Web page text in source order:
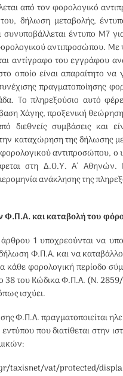
από τον φορολογικό
δήλωση μεταβολής,
συνυποβάλλεται έντυπο Μ7
αντιπροσώπου. Με
αντίγραφο του εγγράφου
οποίο είναι απαραίτητο να
πραγματοποίησης
Το πληρεξούσιο αυτό
Χάγης, προξενική
διεθνείς συμβάσεις και
καταχώρηση της δήλωσης
αντιπροσώπου, ο
στη Δ.Ο.Υ. Α΄ Αθηνών.
ανάκλησης της
και καταβολή του
άρθρου 1 υποχρεούνται να
Φ.Π.Α. και να
κάθε φορολογική περίοδο
38 του Κώδικα Φ.Π.Α. (Ν.
ισχύει.
Φ.Π.Α. πραγματοποιείται
που διατίθεται στην
taxisnet/vat/protected/